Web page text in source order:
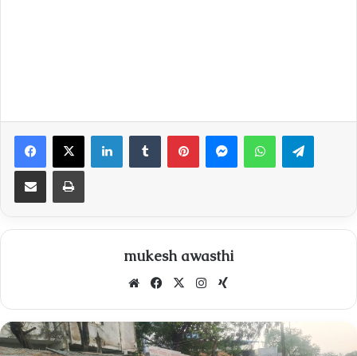
Facebook
X LinkedInTumblr PinterestMessengerWhatsApp
Share via Email Print
mukesh awasthi
WebsiteFacebook
X Instagram